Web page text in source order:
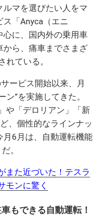
マを選びたい人をマ
「Anyca（エニ
心に、国内外の乗用車
から、痛車までさまざ
れている。
ービス開始以来、月
”を実施してきた。
や「デロリアン」「新
、個性的なラインナッ
月6月は、自動運転機能
。
また近づいた！テスラ
モンに驚く
もできる自動運転！